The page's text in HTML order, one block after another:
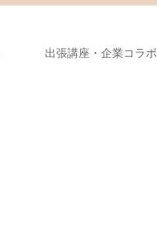
出張講座・企業コラボ